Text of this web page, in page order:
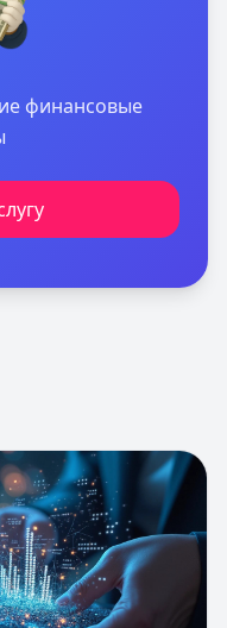
финансовые
банкротства